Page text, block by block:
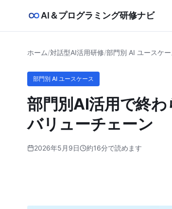
AI＆プログラミング研修ナビ
ホーム/対話型AI活用研修/部門別 AI ユースケー
部門別 AI ユースケース
部門別AI活用で終
バリューチェーン
2026年5月9日 約16分で読めます